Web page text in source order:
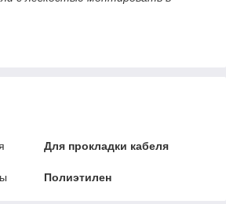
Для прокладки кабеля
Полиэтилен